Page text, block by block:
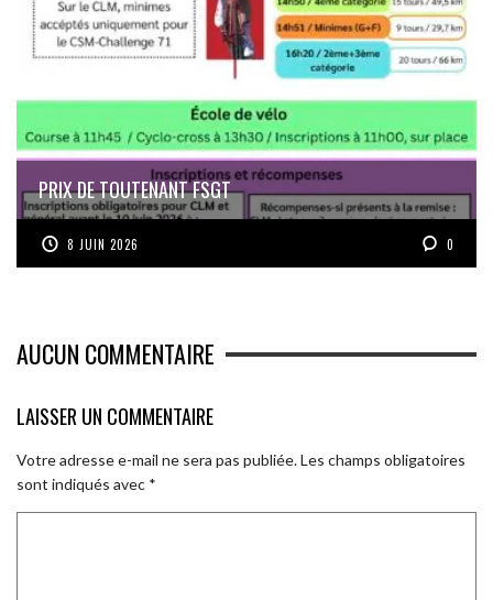
PRIX DE TOUTENANT FSGT
8 JUIN 2026 0
AUCUN COMMENTAIRE
LAISSER UN COMMENTAIRE
Votre adresse e-mail ne sera pas publiée.Les champs obligatoires
sont indiqués avec *